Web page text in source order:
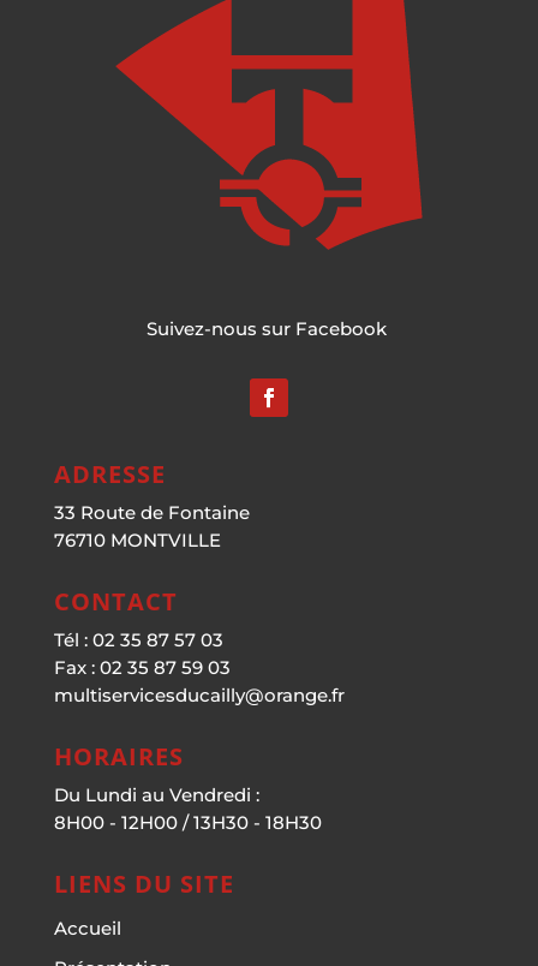
Suivez-nous sur Facebook
ADRESSE
33 Route de Fontaine
76710 MONTVILLE
CONTACT
Tél : 02 35 87 57 03
Fax : 02 35 87 59 03
multiservicesducailly@orange.fr
HORAIRES
Du Lundi au Vendredi :
8H00 - 12H00 / 13H30 - 18H30
LIENS DU SITE
Accueil